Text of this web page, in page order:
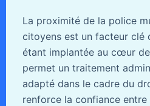
La proximité de la police
citoyens est un facteur clé
étant implantée au cœur
permet un traitement
adapté dans le cadre du
renforce la confiance